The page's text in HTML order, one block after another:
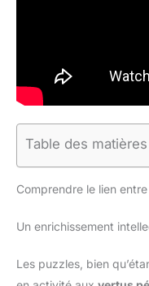
Table des matières
Comprendre le lien
Un enrichissement
Les puzzles, bien